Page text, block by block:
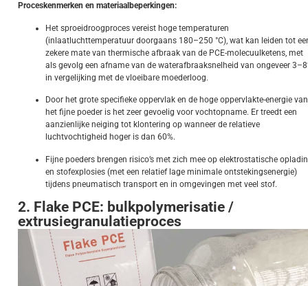
Proceskenmerken en materiaalbeperkingen:
Het sproeidroogproces vereist hoge temperaturen
(inlaatluchttemperatuur doorgaans 180–250 °C), wat kan leiden tot
zekere mate van thermische afbraak van de PCE-molecuulketens, met
als gevolg een afname van de waterafbraaksnelheid van ongeveer
in vergelijking met de vloeibare moederloog.
Door het grote specifieke oppervlak en de hoge oppervlakte-energie van
het fijne poeder is het zeer gevoelig voor vochtopname. Er treedt een
aanzienlijke neiging tot klontering op wanneer de relatieve
luchtvochtigheid hoger is dan 60%.
Fijne poeders brengen risico’s met zich mee op elektrostatische
en stofexplosies (met een relatief lage minimale ontstekingsenergie)
tijdens pneumatisch transport en in omgevingen met veel stof.
2. Flake PCE: bulkpolymerisatie /
extrusiegranulatieproces